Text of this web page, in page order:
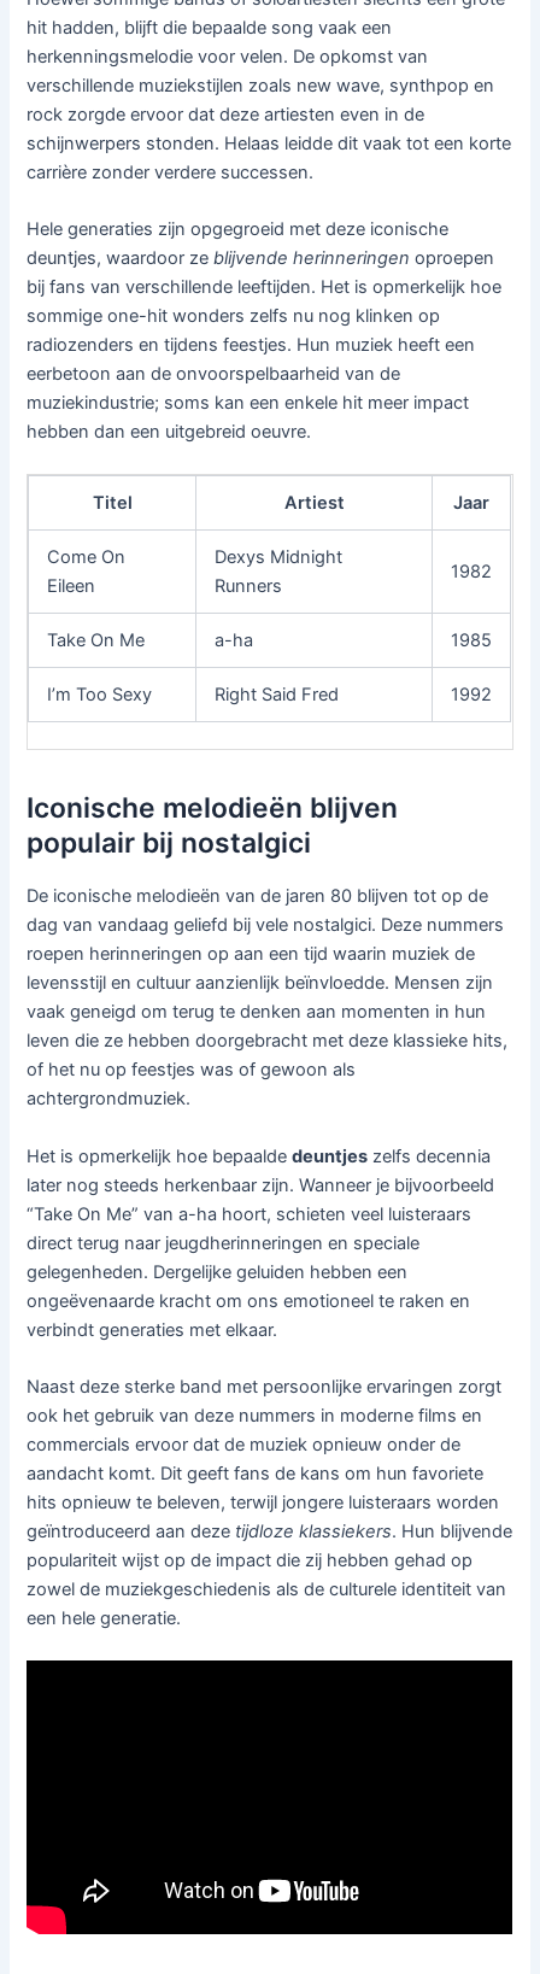
hit hadden, blijft die bepaalde song vaak een
herkenningsmelodie voor velen. De opkomst van
verschillende muziekstijlen zoals new wave, synthpop en
rock zorgde ervoor dat deze artiesten even in de
schijnwerpers stonden. Helaas leidde dit vaak tot een korte
carrière zonder verdere successen.
Hele generaties zijn opgegroeid met deze iconische
deuntjes, waardoor zeblijvende herinneringen oproepen
bij fans van verschillende leeftijden. Het is opmerkelijk hoe
sommige one-hit wonders zelfs nu nog klinken op
radiozenders en tijdens feestjes. Hun muziek heeft een
eerbetoon aan de onvoorspelbaarheid van de
muziekindustrie; soms kan een enkele hit meer impact
hebben dan een uitgebreid oeuvre.
Titel Artiest Jaar
Come On
Eileen
Dexys Midnight
Runners
1982
Take On Me a-ha 1985
I’m Too Sexy Right Said Fred 1992
Iconische melodieën blijven
populair bij nostalgici
De iconische melodieën van de jaren 80 blijven tot op de
dag van vandaag geliefd bij vele nostalgici. Deze nummers
roepen herinneringen op aan een tijd waarin muziek de
levensstijl en cultuur aanzienlijk beïnvloedde. Mensen zijn
vaak geneigd om terug te denken aan momenten in hun
leven die ze hebben doorgebracht met deze klassieke hits,
of het nu op feestjes was of gewoon als
achtergrondmuziek.
Het is opmerkelijk hoe bepaaldedeuntjes zelfs decennia
later nog steeds herkenbaar zijn. Wanneer je bijvoorbeeld
“Take On Me” van a-ha hoort, schieten veel luisteraars
direct terug naar jeugdherinneringen en speciale
gelegenheden. Dergelijke geluiden hebben een
ongeëvenaarde kracht om ons emotioneel te raken en
verbindt generaties met elkaar.
Naast deze sterke band met persoonlijke ervaringen zorgt
ook het gebruik van deze nummers in moderne films en
commercials ervoor dat de muziek opnieuw onder de
aandacht komt. Dit geeft fans de kans om hun favoriete
hits opnieuw te beleven, terwijl jongere luisteraars worden
geïntroduceerd aan deze tijdloze klassiekers. Hun blijvende
populariteit wijst op de impact die zij hebben gehad op
zowel de muziekgeschiedenis als de culturele identiteit van
een hele generatie.